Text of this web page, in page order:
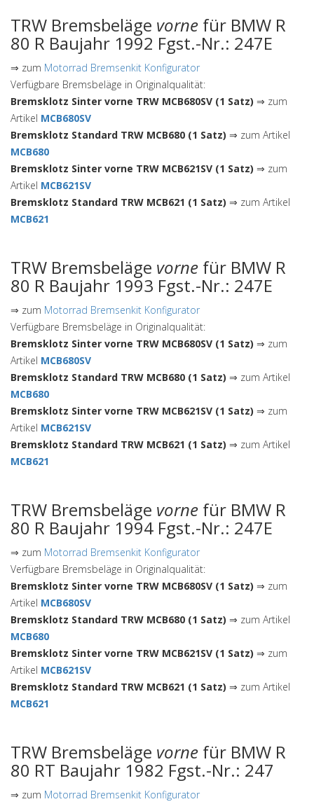
TRW Bremsbeläge vorne für BMW R
80 R Baujahr 1992 Fgst.-Nr.: 247E
⇒ zum Motorrad Bremsenkit Konfigurator
Verfügbare Bremsbeläge in Originalqualität:
Bremsklotz Sinter vorne TRW MCB680SV (1 Satz) ⇒ zum
Artikel MCB680SV
Bremsklotz Standard TRW MCB680 (1 Satz) ⇒ zum Artikel
MCB680
Bremsklotz Sinter vorne TRW MCB621SV (1 Satz) ⇒ zum
Artikel MCB621SV
Bremsklotz Standard TRW MCB621 (1 Satz) ⇒ zum Artikel
MCB621
TRW Bremsbeläge vorne für BMW R
80 R Baujahr 1993 Fgst.-Nr.: 247E
⇒ zum Motorrad Bremsenkit Konfigurator
Verfügbare Bremsbeläge in Originalqualität:
Bremsklotz Sinter vorne TRW MCB680SV (1 Satz) ⇒ zum
Artikel MCB680SV
Bremsklotz Standard TRW MCB680 (1 Satz) ⇒ zum Artikel
MCB680
Bremsklotz Sinter vorne TRW MCB621SV (1 Satz) ⇒ zum
Artikel MCB621SV
Bremsklotz Standard TRW MCB621 (1 Satz) ⇒ zum Artikel
MCB621
TRW Bremsbeläge vorne für BMW R
80 R Baujahr 1994 Fgst.-Nr.: 247E
⇒ zum Motorrad Bremsenkit Konfigurator
Verfügbare Bremsbeläge in Originalqualität:
Bremsklotz Sinter vorne TRW MCB680SV (1 Satz) ⇒ zum
Artikel MCB680SV
Bremsklotz Standard TRW MCB680 (1 Satz) ⇒ zum Artikel
MCB680
Bremsklotz Sinter vorne TRW MCB621SV (1 Satz) ⇒ zum
Artikel MCB621SV
Bremsklotz Standard TRW MCB621 (1 Satz) ⇒ zum Artikel
MCB621
TRW Bremsbeläge vorne für BMW R
80 RT Baujahr 1982 Fgst.-Nr.: 247
⇒ zum Motorrad Bremsenkit Konfigurator